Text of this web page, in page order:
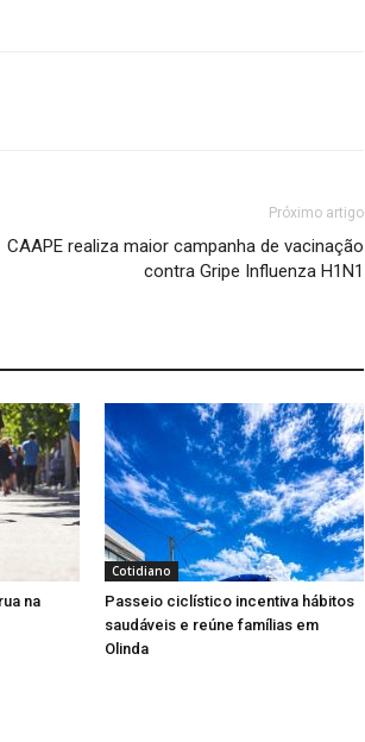
Próximo artigo
CAAPE realiza maior campanha de vacinação
contra Gripe Influenza H1N1
na
Cotidiano
Passeio ciclístico incentiva hábitos
saudáveis e reúne famílias em
Olinda